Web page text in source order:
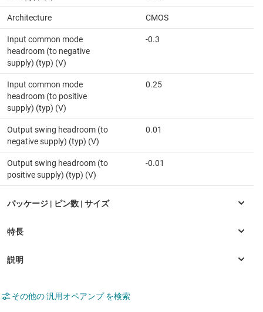
Architecture CMOS
Input common mode
headroom (to negative
supply) (typ) (V)
-0.3
Input common mode
headroom (to positive
supply) (typ) (V)
0.25
Output swing headroom (to
negative supply) (typ) (V)
0.01
Output swing headroom (to
positive supply) (typ) (V)
-0.01
その他の 汎用オペアンプ を検索